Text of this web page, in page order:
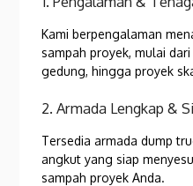
Kami berpengalaman
sampah proyek, mulai
gedung, hingga proyek
2. Armada Lengkap &
Tersedia armada dump
angkut yang siap
sampah proyek Anda.